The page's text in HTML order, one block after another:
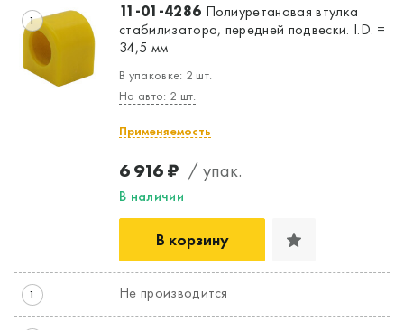
1 11-01-4286 Полиуретановая втулка
стабилизатора, передней подвески. I.D. =
34,5 мм
В упаковке: 2 шт.
На авто: 2 шт.
Применяемость
6 916 ₽ / упак.
В наличии
В корзину
1 Не производится